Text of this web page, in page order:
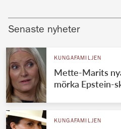
Senaste nyheter
KUNGAFAMILJEN
Mette-Marits
mörka Epstein-
KUNGAFAMILJEN